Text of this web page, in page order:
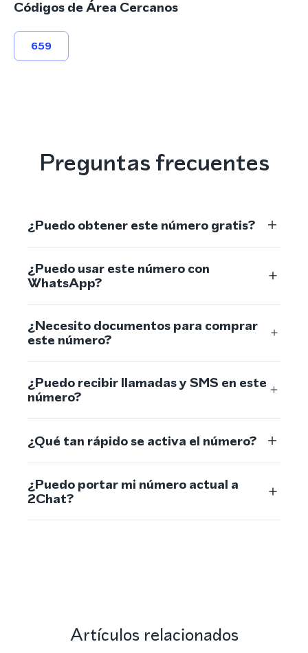
Códigos de Área Cercanos
659
Preguntas frecuentes
¿Puedo obtener este número gratis?
¿Puedo usar este número con
WhatsApp?
¿Necesito documentos para comprar
este número?
¿Puedo recibir llamadas y SMS en este
número?
¿Qué tan rápido se activa el número?
¿Puedo portar mi número actual a
2Chat?
Artículos relacionados